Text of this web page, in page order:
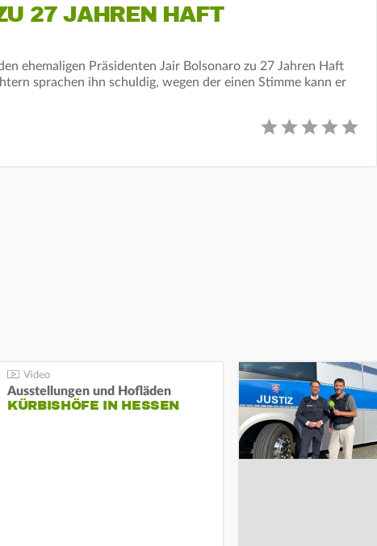
27 JAHREN HAFT
ehemaligen Präsidenten Jair Bolsonaro zu 27 Jahren Haft
sprachen ihn schuldig, wegen der einen Stimme kann er
Ausstellungen und Hofläden
KÜRBISHÖFE IN HESSEN